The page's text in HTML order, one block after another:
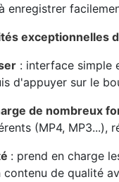
enregistrer
exceptionnelles
: interface simple
d'appuyer sur le
de nombreux
(MP4, MP3...),
: prend en charge
de qualité